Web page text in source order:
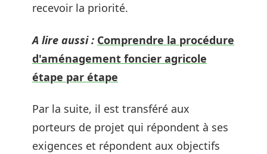
recevoir la priorité.
A lire aussi : Comprendre la procédure
d'aménagement foncier agricole
étape par étape
Par la suite, il est transféré aux
porteurs de projet qui répondent à ses
exigences et répondent aux objectifs